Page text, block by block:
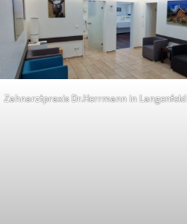
Zahnarztpraxis Dr.Herrmann in Langenfeld